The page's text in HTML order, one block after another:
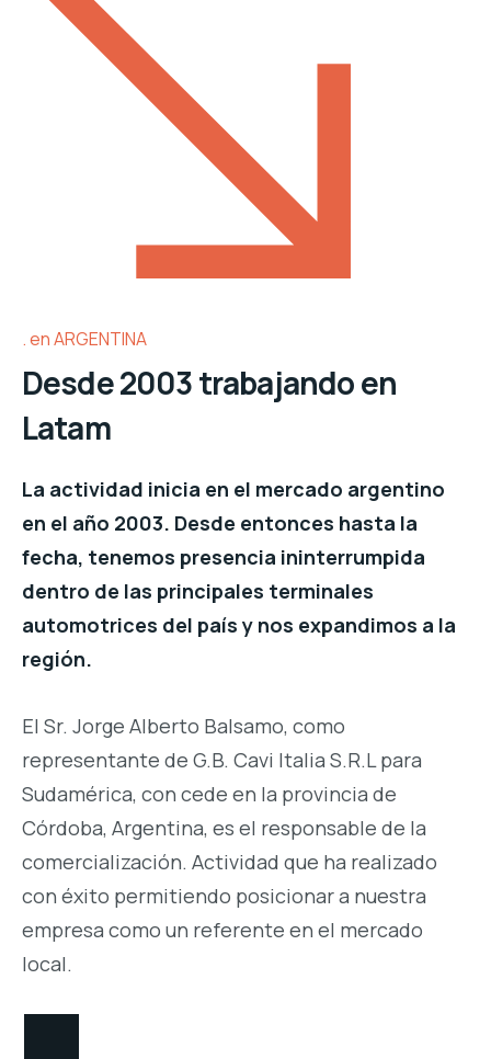
en ARGENTINA
Desde 2003 trabajando en
Latam
La actividad inicia en el mercado argentino
en el año 2003. Desde entonces hasta la
fecha, tenemos presencia ininterrumpida
dentro de las principales terminales
automotrices del país y nos expandimos a la
región.
El Sr. Jorge Alberto Balsamo, como
representante de G.B. Cavi Italia S.R.L para
Sudamérica, con cede en la provincia de
Córdoba, Argentina, es el responsable de la
comercialización. Actividad que ha realizado
con éxito permitiendo posicionar a nuestra
empresa como un referente en el mercado
local.